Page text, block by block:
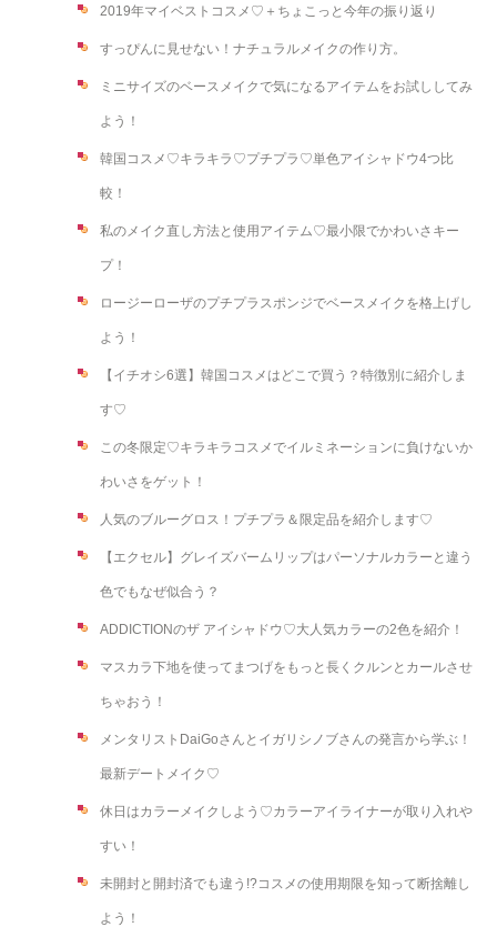
2019年マイベストコスメ♡＋ちょこっと今年の振り返り
すっぴんに見せない！ナチュラルメイクの作り方。
ミニサイズのベースメイクで気になるアイテムをお試ししてみ
よう！
韓国コスメ♡キラキラ♡プチプラ♡単色アイシャドウ4つ比
較！
私のメイク直し方法と使用アイテム♡最小限でかわいさキー
プ！
ロージーローザのプチプラスポンジでベースメイクを格上げし
よう！
【イチオシ6選】韓国コスメはどこで買う？特徴別に紹介しま
す♡
この冬限定♡キラキラコスメでイルミネーションに負けないか
わいさをゲット！
人気のブルーグロス！プチプラ＆限定品を紹介します♡
【エクセル】グレイズバームリップはパーソナルカラーと違う
色でもなぜ似合う？
ADDICTIONのザ アイシャドウ♡大人気カラーの2色を紹介！
マスカラ下地を使ってまつげをもっと長くクルンとカールさせ
ちゃおう！
メンタリストDaiGoさんとイガリシノブさんの発言から学ぶ！
最新デートメイク♡
休日はカラーメイクしよう♡カラーアイライナーが取り入れや
すい！
未開封と開封済でも違う!?コスメの使用期限を知って断捨離し
よう！